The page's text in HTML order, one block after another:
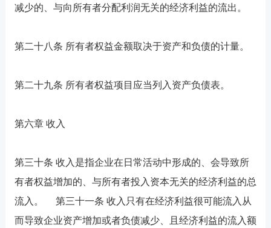
减少的、与向所有者分配利润无关的经济利益的流出。
第二十八条 所有者权益金额取决于资产和负债的计量。
第二十九条 所有者权益项目应当列入资产负债表。
第六章 收入
第三十条 收入是指企业在日常活动中形成的、会导致所
有者权益增加的、与所有者投入资本无关的经济利益的总
流入。 第三十一条 收入只有在经济利益很可能流入从
而导致企业资产增加或者负债减少、且经济利益的流入额